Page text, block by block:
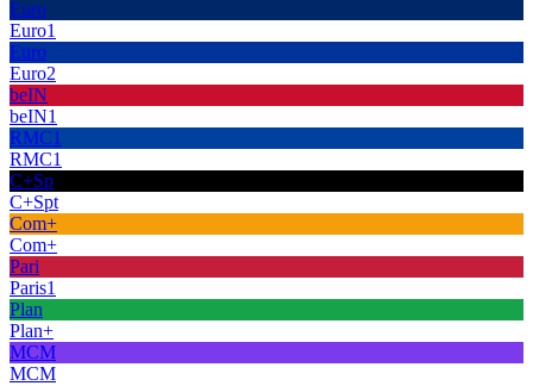
Euro
Euro1
Euro
Euro2
beIN
beIN1
RMC1
RMC1
C+Sp
C+Spt
Com+
Com+
Pari
Paris1
Plan
Plan+
MCM
MCM